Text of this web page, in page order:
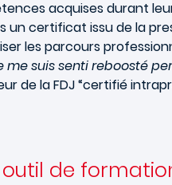
acquises durant
certificat issu de la
les parcours
me suis senti reboosté
de la FDJ “certifié
de